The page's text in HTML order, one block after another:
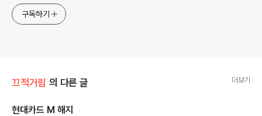
구독하기
끄적거림 의 다른 글 더보기
현대카드 M 해지